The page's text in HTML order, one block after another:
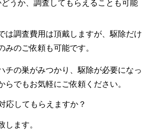
うか、調査してもらえることも可能
は調査費用は頂戴しますが、駆除だけ
みのご依頼も可能です。
チの巣がみつかり、駆除が必要になっ
らでもお気軽にご依頼ください。
応してもらえますか？
します。